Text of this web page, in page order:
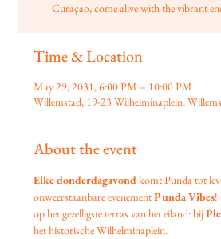
Curaçao, come alive with the vibrant
Time & Location
May 29, 2031, 6:00 PM – 10:00 PM
Willemstad, 19-23 Wilhelminaplein,
About the event
Elke donderdagavond komt Punda tot
onweerstaanbare evenement Punda Vibes!
op het gezelligste terras van het eiland: bij
het historische Wilhelminaplein.